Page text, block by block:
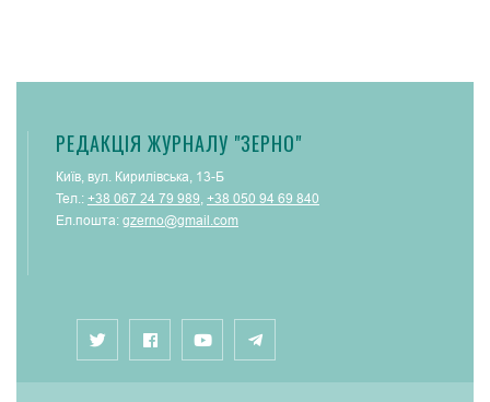
РЕДАКЦІЯ ЖУРНАЛУ "ЗЕРНО"
Київ, вул. Кирилівська, 13-Б
Тел.: +38 067 24 79 989, +38 050 94 69 840
Ел.пошта: gzerno@gmail.com